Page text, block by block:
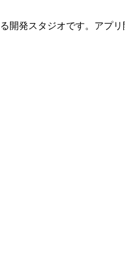
開発スタジオです。アプ